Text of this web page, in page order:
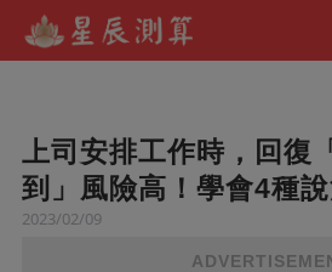
上司安排工作時，回復
到」風險高！學會4種
2023/02/09